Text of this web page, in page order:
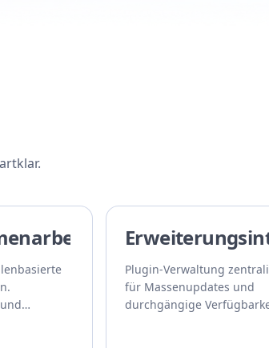
Plugin-Verwaltung
für Massenupdates und
durchgängige